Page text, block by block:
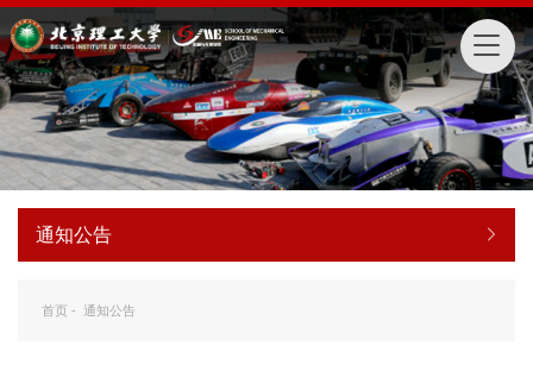
通知公告
首页 - 通知公告